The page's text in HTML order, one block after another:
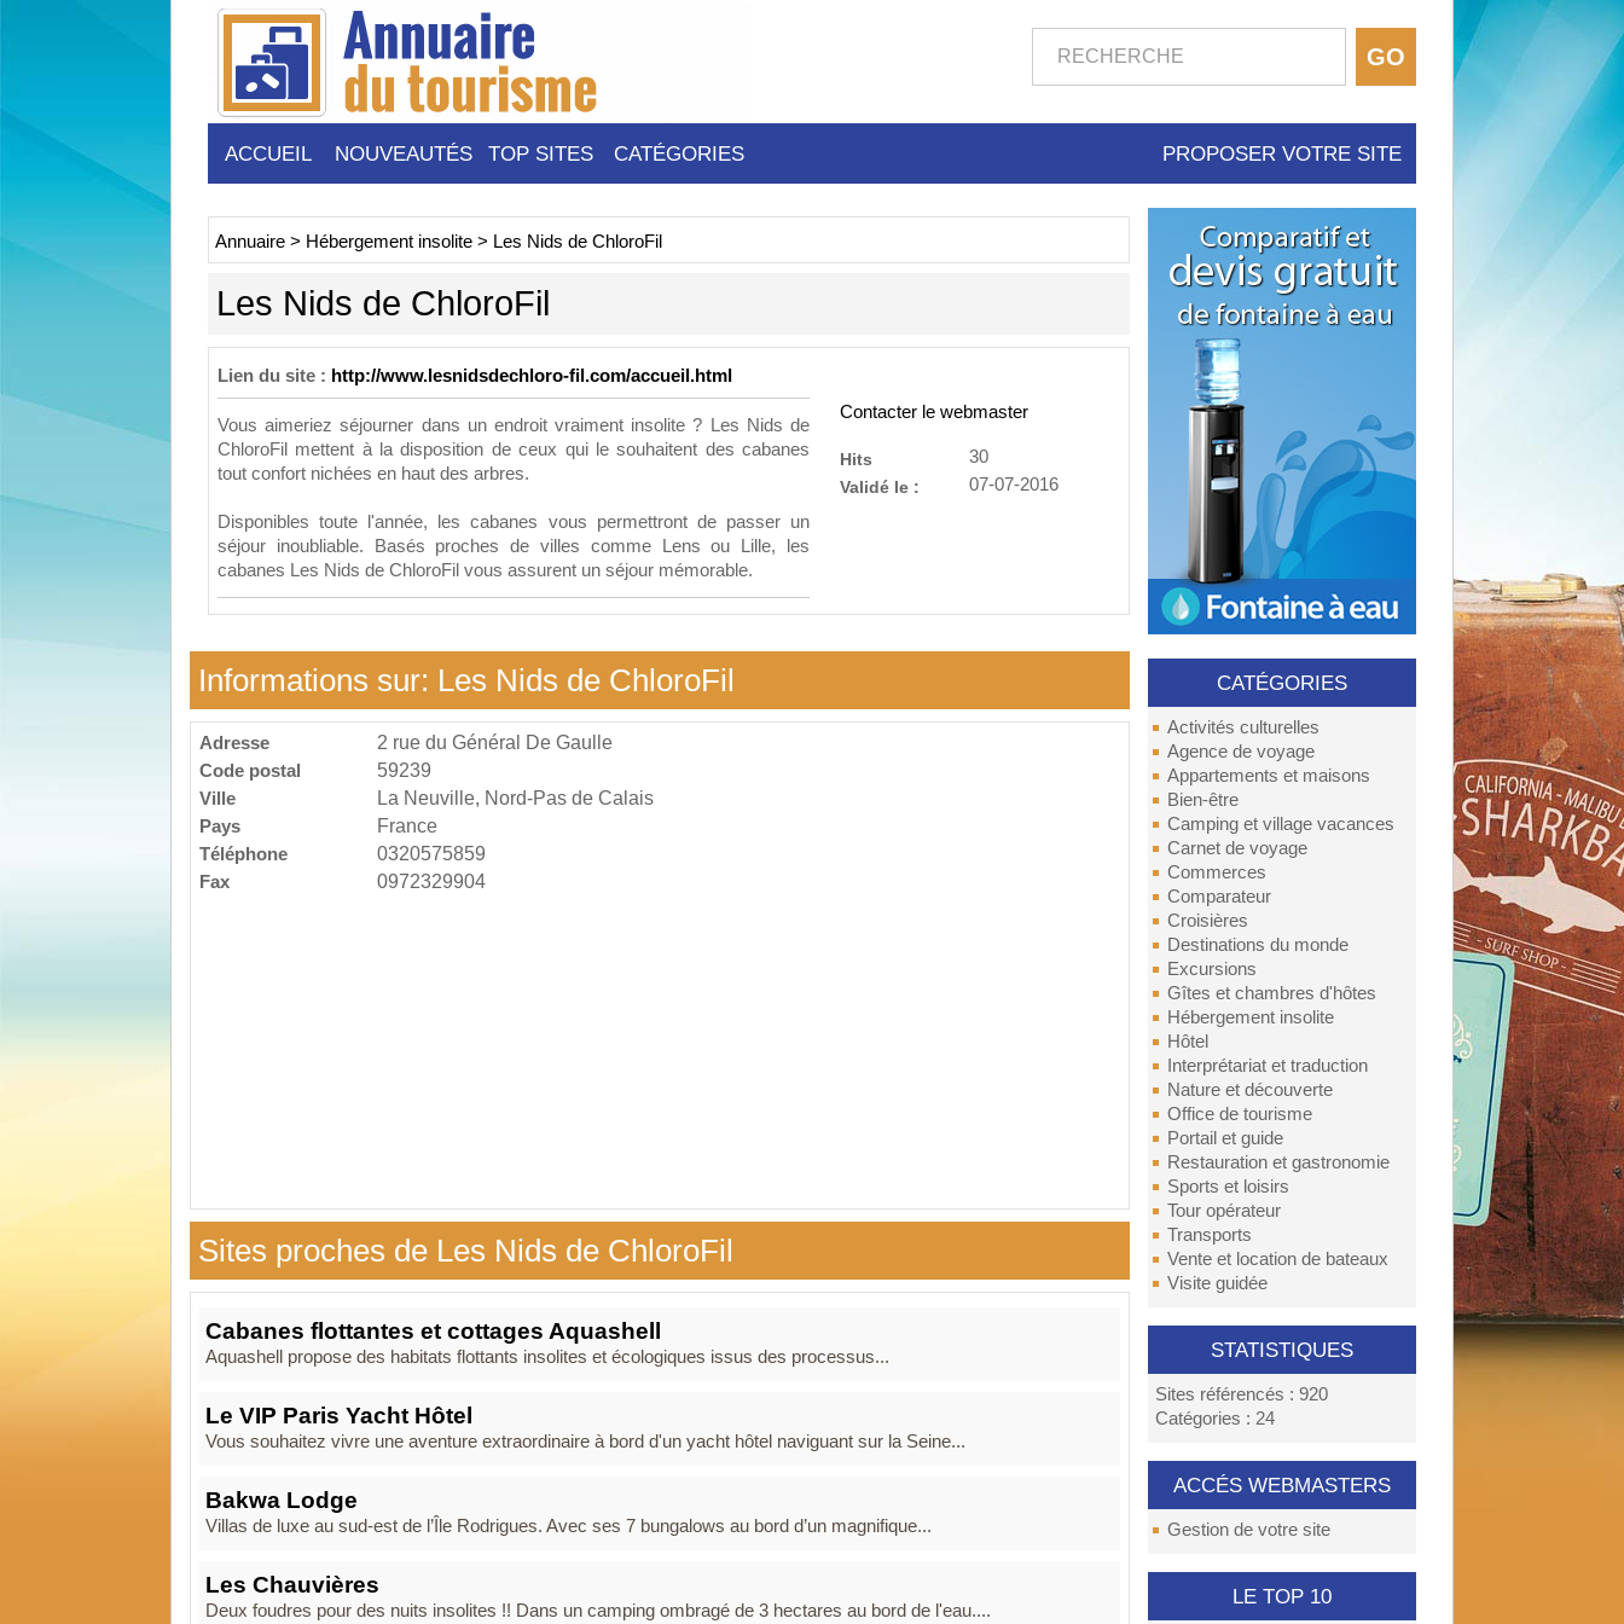
ACCUEIL NOUVEAUTÉS TOP SITES CATÉGORIES PROPOSER VOTRE SITE
CATÉGORIES
Activités culturelles
Agence de voyage
Appartements et maisons
Bien-être
Camping et village vacances
Carnet de voyage
Commerces
Comparateur
Croisières
Destinations du monde
Excursions
Gîtes et chambres d'hôtes
Hébergement insolite
Hôtel
Interprétariat et traduction
Nature et découverte
Office de tourisme
Portail et guide
Restauration et gastronomie
Sports et loisirs
Tour opérateur
Transports
Vente et location de bateaux
Visite guidée
STATISTIQUES
Sites référencés : 920
Catégories : 24
ACCÉS WEBMASTERS
Gestion de votre site
LE TOP 10
Annuaire > Hébergement insolite > Les Nids de ChloroFil
Les Nids de ChloroFil
Lien du site : http://www.lesnidsdechloro-fil.com/accueil.html
Vous aimeriez séjourner dans un endroit vraiment insolite ? Les Nids de
ChloroFil mettent à la disposition de ceux qui le souhaitent des cabanes
tout confort nichées en haut des arbres.
Disponibles toute l'année, les cabanes vous permettront de passer un
séjour inoubliable. Basés proches de villes comme Lens ou Lille, les
cabanes Les Nids de ChloroFil vous assurent un séjour mémorable.
Contacter le webmaster
Hits
30
Validé le :
07-07-2016
Informations sur: Les Nids de ChloroFil
Adresse
2 rue du Général De Gaulle
Code postal
59239
Ville
La Neuville, Nord-Pas de Calais
Pays
France
Téléphone
0320575859
Fax
0972329904
Sites proches de Les Nids de ChloroFil
Cabanes flottantes et cottages Aquashell
Aquashell propose des habitats flottants insolites et écologiques issus des processus...
Le VIP Paris Yacht Hôtel
Vous souhaitez vivre une aventure extraordinaire à bord d'un yacht hôtel naviguant sur la Seine...
Bakwa Lodge
Villas de luxe au sud-est de l’Île Rodrigues. Avec ses 7 bungalows au bord d’un magnifique...
Les Chauvières
Deux foudres pour des nuits insolites !! Dans un camping ombragé de 3 hectares au bord de l'eau....